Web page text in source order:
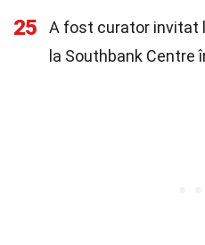
25
A fost curator invitat
la Southbank Centre